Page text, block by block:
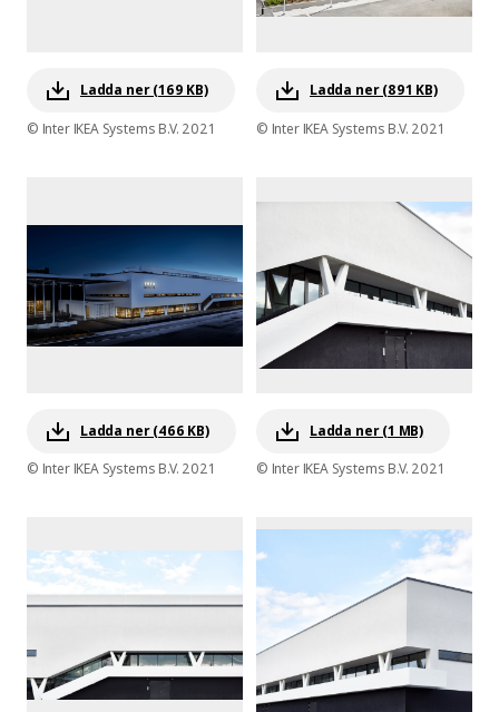
Ladda ner (169 KB)
© Inter IKEA Systems B.V. 2021
Ladda ner (891 KB)
© Inter IKEA Systems B.V. 2021
Ladda ner (466 KB)
© Inter IKEA Systems B.V. 2021
Ladda ner (1 MB)
© Inter IKEA Systems B.V. 2021